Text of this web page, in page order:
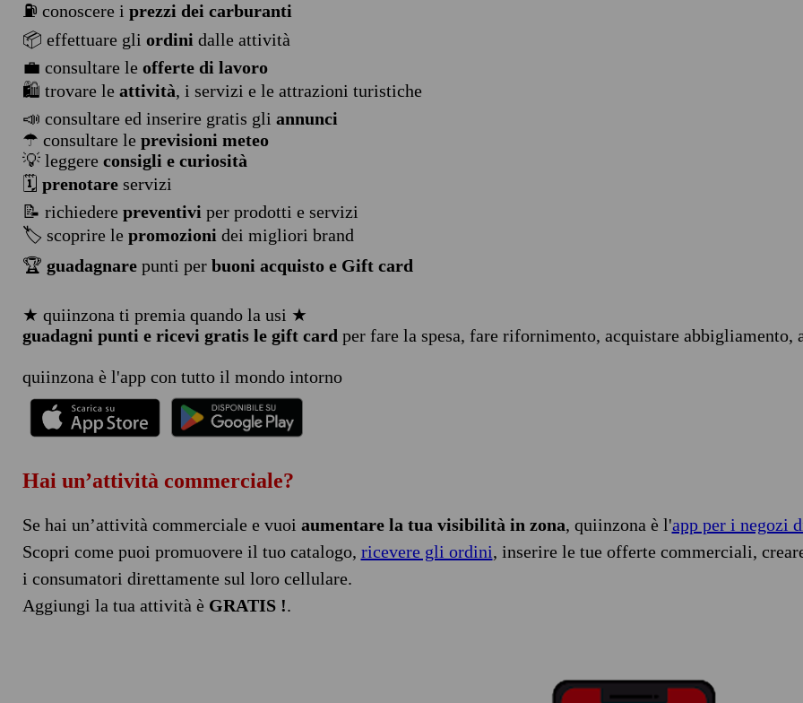
⛽ conoscere i prezzi dei carburanti
📦 effettuare gli ordini dalle attività
💼 consultare le offerte di lavoro
🛍️ trovare le attività, i servizi e le attrazioni turistiche
📣 consultare ed inserire gratis gli annunci
☂ consultare le previsioni meteo
💡 leggere consigli e curiosità
🗓️ prenotareservizi
📝 richiedere preventivi per prodotti e servizi
🏷️ scoprire le promozioni dei migliori brand
🏆 guadagnarepunti per buoni acquisto e Gift card
★ quiinzona ti premia quando la usi ★
guadagni punti e ricevi gratis le gift card per fare la spesa, fare rifornimento, acquistare abbigliamento,
quiinzona è l'app con tutto il mondo intorno
Hai un’attività commerciale?
Se hai un’attività commerciale e vuoi aumentare la tua visibilità in zona, quiinzona è l'app per i negozi
Scopri come puoi promuovere il tuo catalogo, ricevere gli ordini, inserire le tue offerte commerciali,
i consumatori direttamente sul loro cellulare.
Aggiungi la tua attività è GRATIS !.